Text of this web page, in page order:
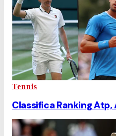
Tennis
Classifica Ranking